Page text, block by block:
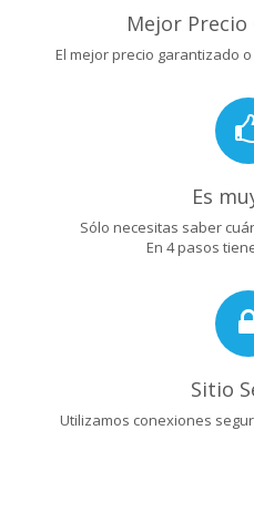
Mejor
El mejor precio garantizado
Es
Sólo necesitas saber
En 4 pasos
Sitio
Utilizamos conexiones